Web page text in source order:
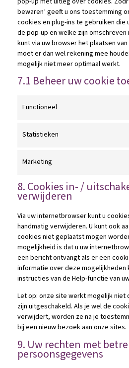
bewaren’ geeft u ons toestemming
cookies en plug-ins te gebruiken die
de pop-up en welke zijn omschreven
kunt via uw browser het plaatsen
moet er dan wel rekening mee
mogelijk niet meer optimaal werkt.
7.1 Beheer uw cookie
Functioneel
Statistieken
Marketing
8. Cookies in- /
verwijderen
Via uw internetbrowser kunt u
handmatig verwijderen. U kunt ook
cookies niet geplaatst mogen
mogelijkheid is dat u uw
een bericht ontvangt als er een
informatie over deze mogelijkheden
instructies van de Help-functie van
Let op: onze site werkt mogelijk niet
zijn uitgeschakeld. Als je wel de
verwijdert, worden ze na je
bij een nieuw bezoek aan onze sites.
9. Uw rechten met
persoonsgegevens